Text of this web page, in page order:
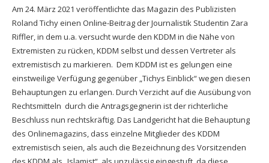
Am 24. März 2021 veröffentlichte das Magazin des Publizisten
Roland Tichy einen Online-Beitrag der Journalistik Studentin Zara
Riffler, in dem u.a. versucht wurde den KDDM in die Nähe von
Extremisten zu rücken, KDDM selbst und dessen Vertreter als
extremistisch zu markieren. Dem KDDM ist es gelungen eine
einstweilige Verfügung gegenüber „Tichys Einblick“ wegen diesen
Behauptungen zu erlangen. Durch Verzicht auf die Ausübung von
Rechtsmitteln durch die Antragsgegnerin ist der richterliche
Beschluss nun rechtskräftig. Das Landgericht hat die Behauptung
des Onlinemagazins, dass einzelne Mitglieder des KDDM
extremistisch seien, als auch die Bezeichnung des Vorsitzenden